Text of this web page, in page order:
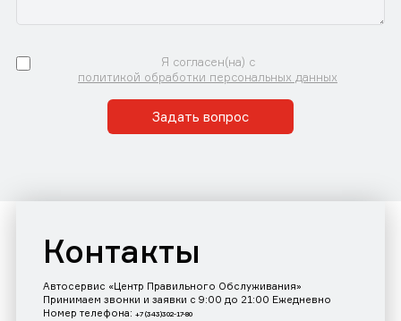
Я согласен(на) с
политикой обработки персональных данных
Задать вопрос
Контакты
Автосервис «Центр Правильного Обслуживания»
Принимаем звонки и заявки с 9:00 до 21:00 Ежедневно
Номер телефона: +7 (343)302-17-80